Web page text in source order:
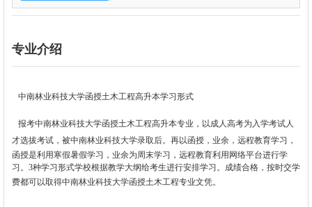
专业介绍
中南林业科技大学函授土木工程高升本学习形式
报考中南林业科技大学函授土木工程高升本专业，以成人高考为入学考试人
才选拔考试，被中南林业科技大学录取后。再以函授，业余，远程教育学习，
函授是利用寒假暑假学习，业余为周末学习，远程教育利用网络平台进行学
习。3种学习形式学校根据教学大纲给考生进行安排学习。成绩合格，按时交学
费都可以取得中南林业科技大学函授土木工程专业文凭。